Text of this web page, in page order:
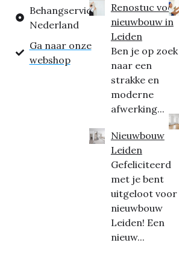
Behangservice
Nederland
Ga naar onze
webshop
Renostuc voor
nieuwbouw in
Leiden
Ben je op zoek
naar een
strakke en
moderne
afwerking...
Nieuwbouw
Leiden
Gefeliciteerd
met je bent
uitgeloot voor
nieuwbouw
Leiden! Een
nieuw...